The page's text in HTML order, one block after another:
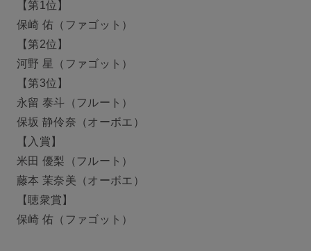
【第1位】
保崎 佑（ファゴット）
【第2位】
河野 星（ファゴット）
【第3位】
永留 泰斗（フルート）
保坂 静伶奈（オーボエ）
【入賞】
米田 優梨（フルート）
藤本 茉奈美（オーボエ）
【聴衆賞】
保崎 佑（ファゴット）